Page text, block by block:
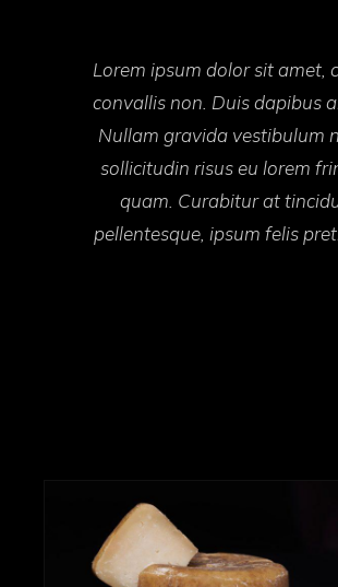
Lorem ipsum dolor sit amet,
convallis non. Duis dapibus
Nullam gravida vestibulum
sollicitudin risus eu lorem
quam. Curabitur at
pellentesque, ipsum felis